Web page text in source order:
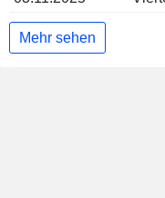
Mehr sehen